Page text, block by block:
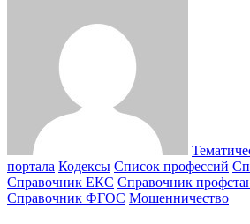
портала Кодексы Cписок профессий
Справочник ЕКС Справочник
Справочник ФГОС Мошенничество